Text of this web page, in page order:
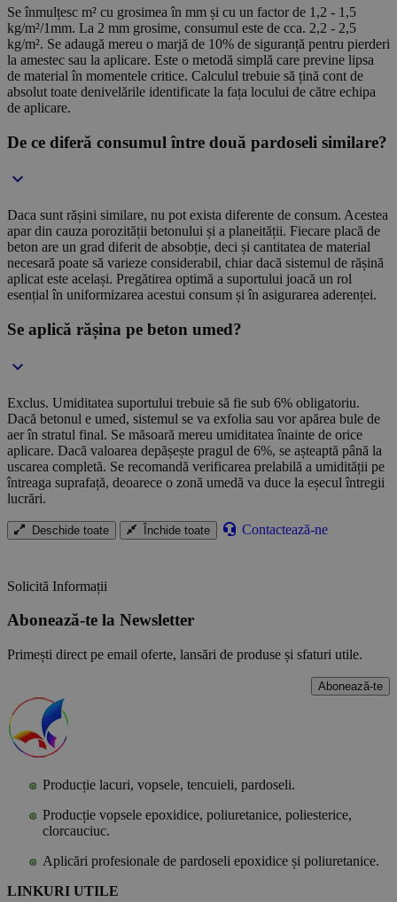
Se înmulțesc m² cu grosimea în mm și cu un factor de 1,2 - 1,5
kg/m²/1mm. La 2 mm grosime, consumul este de cca. 2,2 - 2,5
kg/m². Se adaugă mereu o marjă de 10% de siguranță pentru pierderi
la amestec sau la aplicare. Este o metodă simplă care previne lipsa
de material în momentele critice. Calculul trebuie să țină cont de
absolut toate denivelările identificate la fața locului de către echipa
de aplicare.
De ce diferă consumul între două pardoseli similare?
Daca sunt rășini similare, nu pot exista diferente de consum. Acestea
apar din cauza porozității betonului și a planeității. Fiecare placă de
beton are un grad diferit de absobție, deci și cantitatea de material
necesară poate să varieze considerabil, chiar dacă sistemul de rășină
aplicat este același. Pregătirea optimă a suportului joacă un rol
esențial în uniformizarea acestui consum și în asigurarea aderenței.
Se aplică rășina pe beton umed?
Exclus. Umiditatea suportului trebuie să fie sub 6% obligatoriu.
Dacă betonul e umed, sistemul se va exfolia sau vor apărea bule de
aer în stratul final. Se măsoară mereu umiditatea înainte de orice
aplicare. Dacă valoarea depășește pragul de 6%, se așteaptă până la
uscarea completă. Se recomandă verificarea prelabilă a umidității pe
întreaga suprafață, deoarece o zonă umedă va duce la eșecul întregii
lucrări.
Deschide toate Închide toate Contactează-ne
Solicită Informații
Abonează-te la Newsletter
Primești direct pe email oferte, lansări de produse și sfaturi utile.
Abonează-te
Producție lacuri, vopsele, tencuieli, pardoseli.
Producție vopsele epoxidice, poliuretanice, poliesterice,
clorcauciuc.
Aplicări profesionale de pardoseli epoxidice și poliuretanice.
LINKURI UTILE